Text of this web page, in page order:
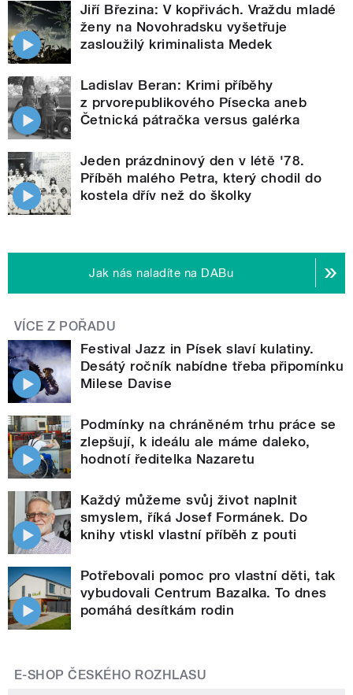
Jiří Březina: V kopřivách. Vraždu mladé
ženy na Novohradsku vyšetřuje
zasloužilý kriminalista Medek
Ladislav Beran: Krimi příběhy
z prvorepublikového Písecka aneb
Četnická pátračka versus galérka
Jeden prázdninový den v létě '78.
Příběh malého Petra, který chodil do
kostela dřív než do školky
Jak nás naladíte na DABu
VÍCE Z POŘADU
Festival Jazz in Písek slaví kulatiny.
Desátý ročník nabídne třeba připomínku
Milese Davise
Podmínky na chráněném trhu práce se
zlepšují, k ideálu ale máme daleko,
hodnotí ředitelka Nazaretu
Každý můžeme svůj život naplnit
smyslem, říká Josef Formánek. Do
knihy vtiskl vlastní příběh z pouti
Potřebovali pomoc pro vlastní děti, tak
vybudovali Centrum Bazalka. To dnes
pomáhá desítkám rodin
E-SHOP ČESKÉHO ROZHLASU